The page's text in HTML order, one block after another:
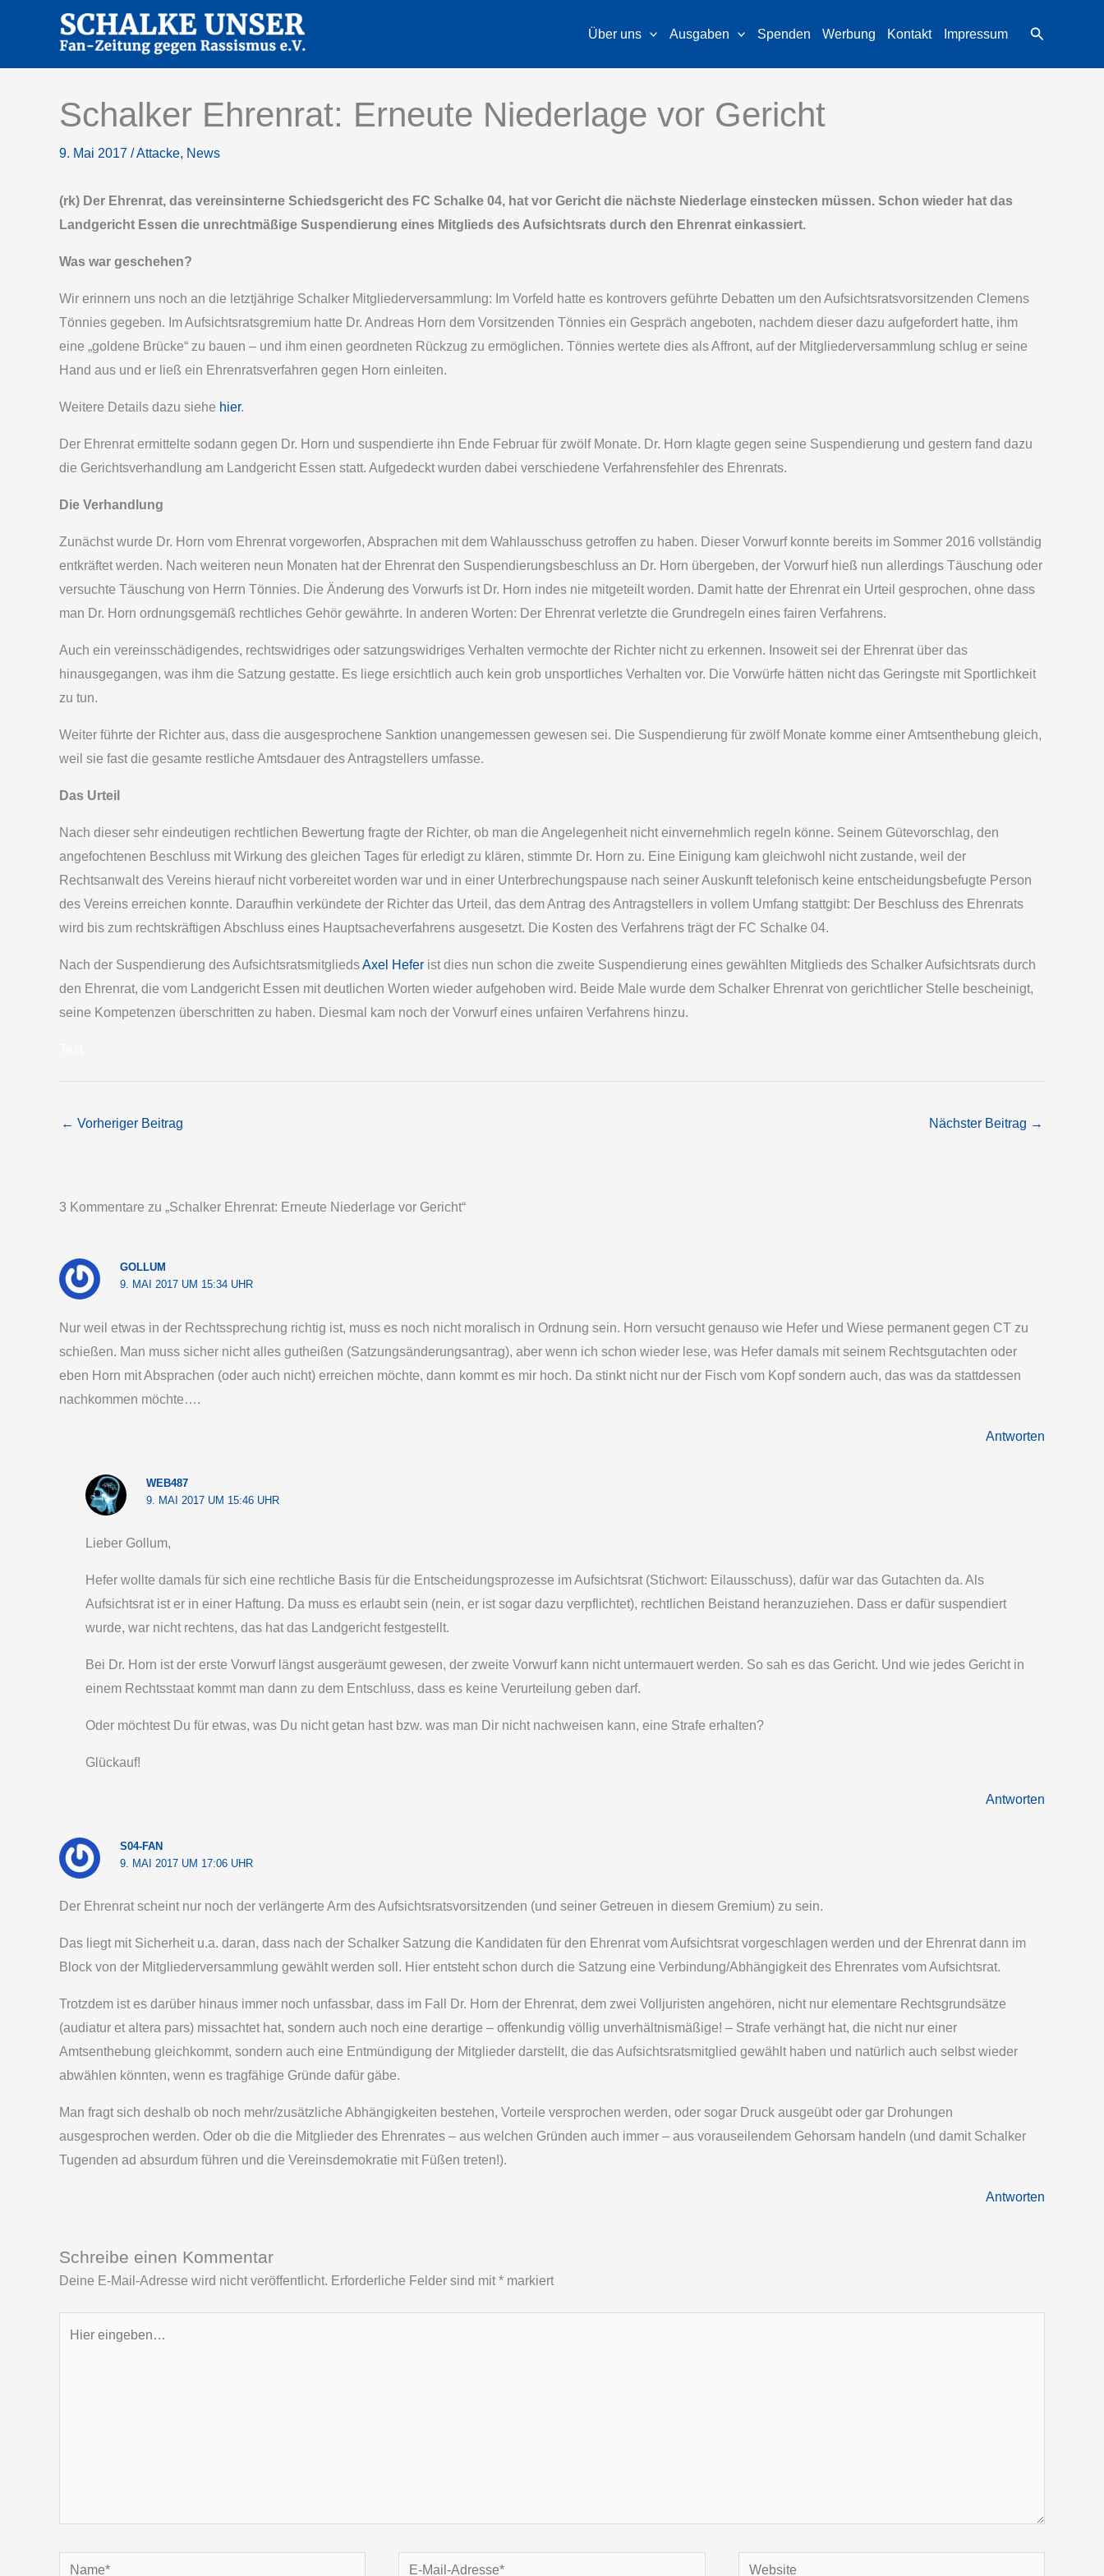
Über uns Ausgaben Spenden Werbung Kontakt Impressum Suchen
Schalker Ehrenrat: Erneute Niederlage vor Gericht
9. Mai 2017 /Attacke, News
(rk) Der Ehrenrat, das vereinsinterne Schiedsgericht des FC Schalke 04, hat vor Gericht die nächste Niederlage einstecken müssen. Schon wieder hat das
Landgericht Essen die unrechtmäßige Suspendierung eines Mitglieds des Aufsichtsrats durch den Ehrenrat einkassiert.
Was war geschehen?
Wir erinnern uns noch an die letztjährige Schalker Mitgliederversammlung: Im Vorfeld hatte es kontrovers geführte Debatten um den Aufsichtsratsvorsitzenden Clemens
Tönnies gegeben. Im Aufsichtsratsgremium hatte Dr. Andreas Horn dem Vorsitzenden Tönnies ein Gespräch angeboten, nachdem dieser dazu aufgefordert hatte, ihm
eine „goldene Brücke“ zu bauen – und ihm einen geordneten Rückzug zu ermöglichen. Tönnies wertete dies als Affront, auf der Mitgliederversammlung schlug er seine
Hand aus und er ließ ein Ehrenratsverfahren gegen Horn einleiten.
Weitere Details dazu siehe hier.
Der Ehrenrat ermittelte sodann gegen Dr. Horn und suspendierte ihn Ende Februar für zwölf Monate. Dr. Horn klagte gegen seine Suspendierung und gestern fand dazu
die Gerichtsverhandlung am Landgericht Essen statt. Aufgedeckt wurden dabei verschiedene Verfahrensfehler des Ehrenrats.
Die Verhandlung
Zunächst wurde Dr. Horn vom Ehrenrat vorgeworfen, Absprachen mit dem Wahlausschuss getroffen zu haben. Dieser Vorwurf konnte bereits im Sommer 2016 vollständig
entkräftet werden. Nach weiteren neun Monaten hat der Ehrenrat den Suspendierungsbeschluss an Dr. Horn übergeben, der Vorwurf hieß nun allerdings Täuschung oder
versuchte Täuschung von Herrn Tönnies. Die Änderung des Vorwurfs ist Dr. Horn indes nie mitgeteilt worden. Damit hatte der Ehrenrat ein Urteil gesprochen, ohne dass
man Dr. Horn ordnungsgemäß rechtliches Gehör gewährte. In anderen Worten: Der Ehrenrat verletzte die Grundregeln eines fairen Verfahrens.
Auch ein vereinsschädigendes, rechtswidriges oder satzungswidriges Verhalten vermochte der Richter nicht zu erkennen. Insoweit sei der Ehrenrat über das
hinausgegangen, was ihm die Satzung gestatte. Es liege ersichtlich auch kein grob unsportliches Verhalten vor. Die Vorwürfe hätten nicht das Geringste mit Sportlichkeit
zu tun.
Weiter führte der Richter aus, dass die ausgesprochene Sanktion unangemessen gewesen sei. Die Suspendierung für zwölf Monate komme einer Amtsenthebung gleich,
weil sie fast die gesamte restliche Amtsdauer des Antragstellers umfasse.
Das Urteil
Nach dieser sehr eindeutigen rechtlichen Bewertung fragte der Richter, ob man die Angelegenheit nicht einvernehmlich regeln könne. Seinem Gütevorschlag, den
angefochtenen Beschluss mit Wirkung des gleichen Tages für erledigt zu klären, stimmte Dr. Horn zu. Eine Einigung kam gleichwohl nicht zustande, weil der
Rechtsanwalt des Vereins hierauf nicht vorbereitet worden war und in einer Unterbrechungspause nach seiner Auskunft telefonisch keine entscheidungsbefugte Person
des Vereins erreichen konnte. Daraufhin verkündete der Richter das Urteil, das dem Antrag des Antragstellers in vollem Umfang stattgibt: Der Beschluss des Ehrenrats
wird bis zum rechtskräftigen Abschluss eines Hauptsacheverfahrens ausgesetzt. Die Kosten des Verfahrens trägt der FC Schalke 04.
Nach der Suspendierung des AufsichtsratsmitgliedsAxel Hefer ist dies nun schon die zweite Suspendierung eines gewählten Mitglieds des Schalker Aufsichtsrats durch
den Ehrenrat, die vom Landgericht Essen mit deutlichen Worten wieder aufgehoben wird. Beide Male wurde dem Schalker Ehrenrat von gerichtlicher Stelle bescheinigt,
seine Kompetenzen überschritten zu haben. Diesmal kam noch der Vorwurf eines unfairen Verfahrens hinzu.
← Vorheriger Beitrag Nächster Beitrag →
3 Kommentare zu „Schalker Ehrenrat: Erneute Niederlage vor Gericht“
GOLLUM
9. MAI 2017 UM 15:34 UHR
Nur weil etwas in der Rechtssprechung richtig ist, muss es noch nicht moralisch in Ordnung sein. Horn versucht genauso wie Hefer und Wiese permanent gegen CT zu
schießen. Man muss sicher nicht alles gutheißen (Satzungsänderungsantrag), aber wenn ich schon wieder lese, was Hefer damals mit seinem Rechtsgutachten oder
eben Horn mit Absprachen (oder auch nicht) erreichen möchte, dann kommt es mir hoch. Da stinkt nicht nur der Fisch vom Kopf sondern auch, das was da stattdessen
nachkommen möchte….
Antworten
WEB487
9. MAI 2017 UM 15:46 UHR
Lieber Gollum,
Hefer wollte damals für sich eine rechtliche Basis für die Entscheidungsprozesse im Aufsichtsrat (Stichwort: Eilausschuss), dafür war das Gutachten da. Als
Aufsichtsrat ist er in einer Haftung. Da muss es erlaubt sein (nein, er ist sogar dazu verpflichtet), rechtlichen Beistand heranzuziehen. Dass er dafür suspendiert
wurde, war nicht rechtens, das hat das Landgericht festgestellt.
Bei Dr. Horn ist der erste Vorwurf längst ausgeräumt gewesen, der zweite Vorwurf kann nicht untermauert werden. So sah es das Gericht. Und wie jedes Gericht in
einem Rechtsstaat kommt man dann zu dem Entschluss, dass es keine Verurteilung geben darf.
Oder möchtest Du für etwas, was Du nicht getan hast bzw. was man Dir nicht nachweisen kann, eine Strafe erhalten?
Glückauf!
Antworten
S04-FAN
9. MAI 2017 UM 17:06 UHR
Der Ehrenrat scheint nur noch der verlängerte Arm des Aufsichtsratsvorsitzenden (und seiner Getreuen in diesem Gremium) zu sein.
Das liegt mit Sicherheit u.a. daran, dass nach der Schalker Satzung die Kandidaten für den Ehrenrat vom Aufsichtsrat vorgeschlagen werden und der Ehrenrat dann im
Block von der Mitgliederversammlung gewählt werden soll. Hier entsteht schon durch die Satzung eine Verbindung/Abhängigkeit des Ehrenrates vom Aufsichtsrat.
Trotzdem ist es darüber hinaus immer noch unfassbar, dass im Fall Dr. Horn der Ehrenrat, dem zwei Volljuristen angehören, nicht nur elementare Rechtsgrundsätze
(audiatur et altera pars) missachtet hat, sondern auch noch eine derartige – offenkundig völlig unverhältnismäßige! – Strafe verhängt hat, die nicht nur einer
Amtsenthebung gleichkommt, sondern auch eine Entmündigung der Mitglieder darstellt, die das Aufsichtsratsmitglied gewählt haben und natürlich auch selbst wieder
abwählen könnten, wenn es tragfähige Gründe dafür gäbe.
Man fragt sich deshalb ob noch mehr/zusätzliche Abhängigkeiten bestehen, Vorteile versprochen werden, oder sogar Druck ausgeübt oder gar Drohungen
ausgesprochen werden. Oder ob die die Mitglieder des Ehrenrates – aus welchen Gründen auch immer – aus vorauseilendem Gehorsam handeln (und damit Schalker
Tugenden ad absurdum führen und die Vereinsdemokratie mit Füßen treten!).
Antworten
Schreibe einen Kommentar
Deine E-Mail-Adresse wird nicht veröffentlicht. Erforderliche Felder sind mit * markiert
Name* E- Website